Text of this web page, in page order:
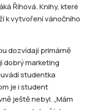
Říhová. Knihy, které
k vytvoření vánočního
dozvídají primárně
dobrý marketing
studentka
je i student
ještě nebyl. „Mám